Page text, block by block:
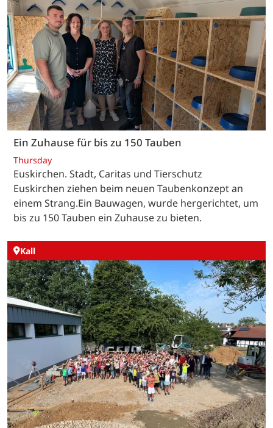
Ein Zuhause für bis zu 150 Tauben
Thursday
Euskirchen. Stadt, Caritas und Tierschutz
Euskirchen ziehen beim neuen Taubenkonzept an
einem Strang.Ein Bauwagen, wurde hergerichtet, um
bis zu 150 Tauben ein Zuhause zu bieten.
Kall